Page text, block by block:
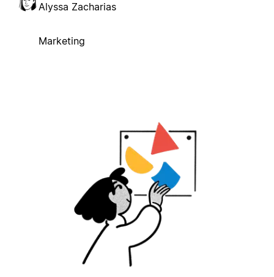
Alyssa Zacharias
Marketing